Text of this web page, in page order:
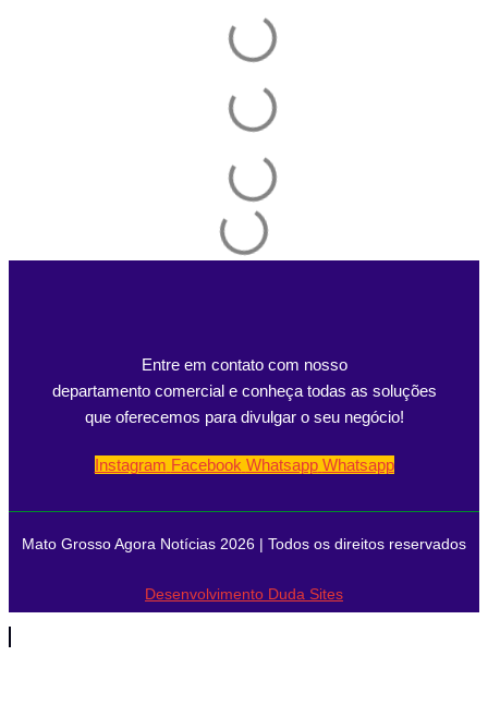
Entre em contato com nosso
departamento comercial e conheça todas as soluções
que oferecemos para divulgar o seu negócio!
Instagram Facebook Whatsapp Whatsapp
Mato Grosso Agora Notícias 2026 | Todos os direitos reservados
Desenvolvimento Duda Sites